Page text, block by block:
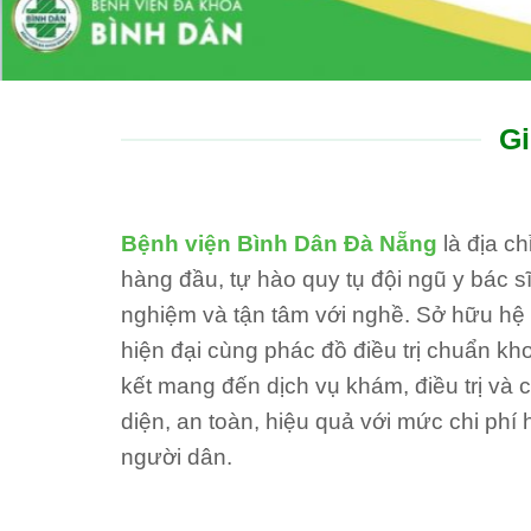
Bệnh viện Bình Dân Đà Nẵng là địa
hàng đầu, tự hào quy tụ đội ngũ y bác
nghiệm và tận tâm với nghề. Sở hữu
hiện đại cùng phác đồ điều trị chuẩn
kết mang đến dịch vụ khám, điều trị và
diện, an toàn, hiệu quả với mức chi phí
người dân.